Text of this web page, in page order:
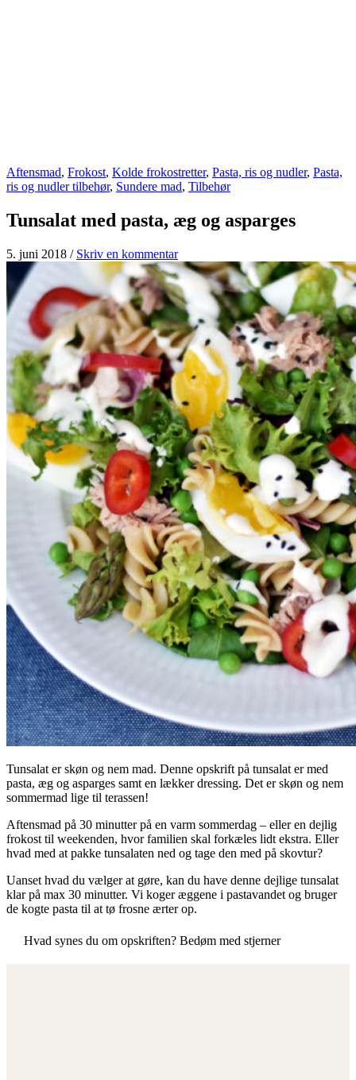
Aftensmad, Frokost, Kolde frokostretter, Pasta, ris og nudler, Pasta,
ris og nudler tilbehør, Sundere mad, Tilbehør
Tunsalat med pasta, æg og asparges
5. juni 2018 / Skriv en kommentar
Tunsalat er skøn og nem mad. Denne opskrift på tunsalat er med
pasta, æg og asparges samt en lækker dressing. Det er skøn og nem
sommermad lige til terassen!
Aftensmad på 30 minutter på en varm sommerdag – eller en dejlig
frokost til weekenden, hvor familien skal forkæles lidt ekstra. Eller
hvad med at pakke tunsalaten ned og tage den med på skovtur?
Uanset hvad du vælger at gøre, kan du have denne dejlige tunsalat
klar på max 30 minutter. Vi koger æggene i pastavandet og bruger
de kogte pasta til at tø frosne ærter op.
Hvad synes du om opskriften? Bedøm med stjerner